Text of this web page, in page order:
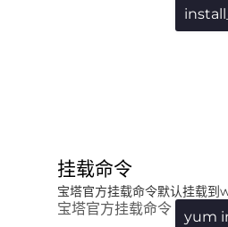
挂载命令
宝塔官方挂载命令默认挂载到
宝塔官方挂载命令 yum